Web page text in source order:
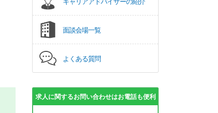
面談会場一覧
よくある質問
求人に関するお問い合わせはお電話も便利